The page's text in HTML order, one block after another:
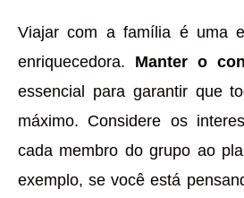
Viajar com a família é uma
enriquecedora. Manter o
essencial para garantir que
máximo. Considere os
cada membro do grupo ao
exemplo, se você está